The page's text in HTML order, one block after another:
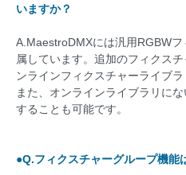
いますか？
A.MaestroDMXには汎用RGBW
属しています。追加のフィクス
ンラインフィクスチャーライブ
また、オンラインライブラリに
することも可能です。
●Q.フィクスチャーグループ機能